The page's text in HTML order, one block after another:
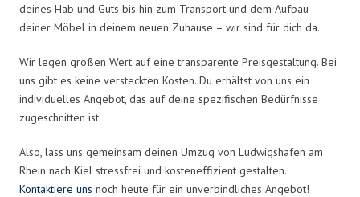
deines Hab und Guts bis hin zum Transport und dem Aufbau
deiner Möbel in deinem neuen Zuhause – wir sind für dich da.
Wir legen großen Wert auf eine transparente Preisgestaltung. Bei
uns gibt es keine versteckten Kosten. Du erhältst von uns ein
individuelles Angebot, das auf deine spezifischen Bedürfnisse
zugeschnitten ist.
Also, lass uns gemeinsam deinen Umzug von Ludwigshafen am
Rhein nach Kiel stressfrei und kosteneffizient gestalten.
Kontaktiere uns noch heute für ein unverbindliches Angebot!